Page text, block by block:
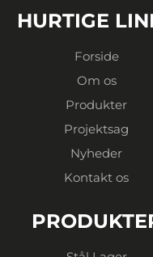
HURTIGE
Forside
Om os
Produkter
Projektsag
Nyheder
Kontakt os